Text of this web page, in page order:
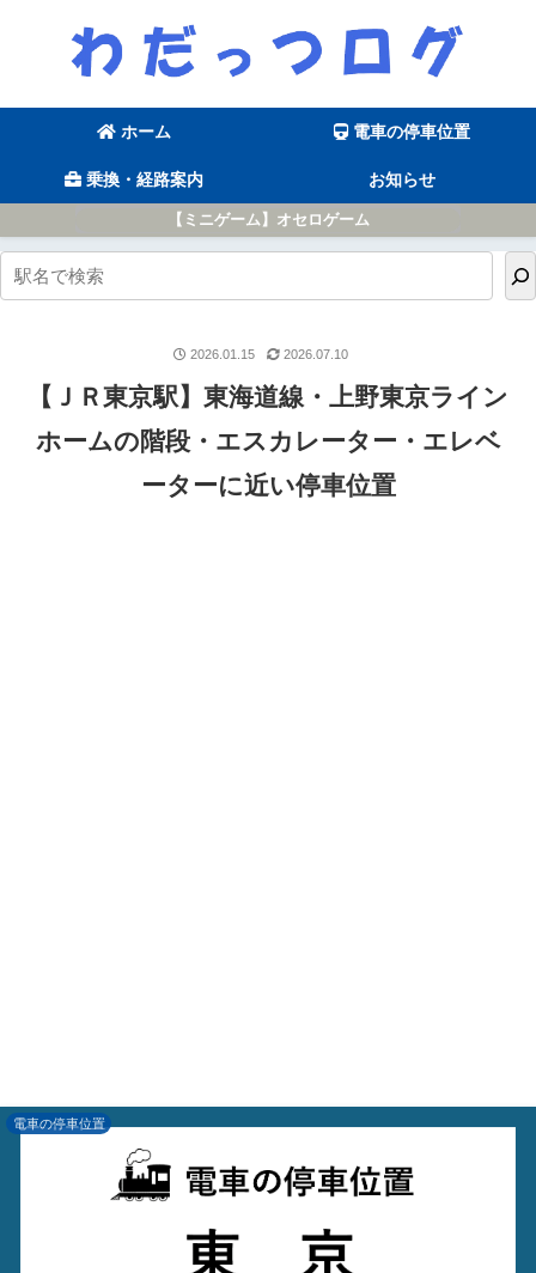
ホーム 電車の停車位置
乗換・経路案内 お知らせ
【ミニゲーム】オセロゲーム
【ＪＲ東京駅】東海道線・上野東京ライン
ホームの階段・エスカレーター・エレベ
ーターに近い停車位置
電車の停車位置
2026.01.15 2026.07.10